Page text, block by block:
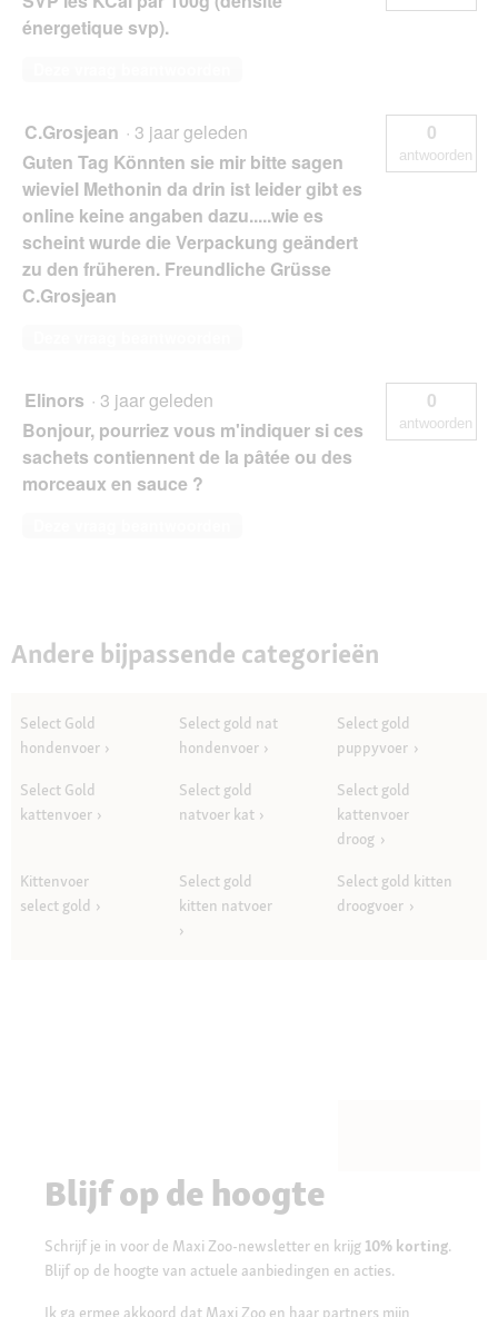
énergetique svp).
C.Grosjean · 3 jaar geleden
Guten Tag Könnten sie mir bitte sagen
wieviel Methonin da drin ist leider gibt es
online keine angaben dazu.....wie es
scheint wurde die Verpackung geändert
zu den früheren. Freundliche Grüsse
C.Grosjean
0
antwoorden
Elinors · 3 jaar geleden
Bonjour, pourriez vous m'indiquer si ces
sachets contiennent de la pâtée ou des
morceaux en sauce ?
0
antwoorden
Andere bijpassende categorieën
Select Gold
hondenvoer
Select gold nat
hondenvoer
Select gold
puppyvoer
Select Gold
kattenvoer
Select gold
natvoer kat
Select gold
kattenvoer
droog
Kittenvoer
select gold
Select gold
kitten natvoer
Select gold kitten
droogvoer
Blijf op de hoogte
Schrijf je in voor de Maxi Zoo-newsletter en krijg 10% korting.
Blijf op de hoogte van actuele aanbiedingen en acties.
Ik ga ermee akkoord dat Maxi Zoo en haar partners mijn